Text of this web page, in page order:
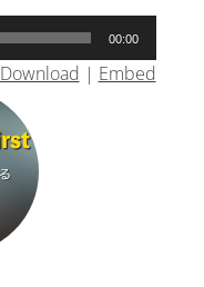
00:00
Download | Embed